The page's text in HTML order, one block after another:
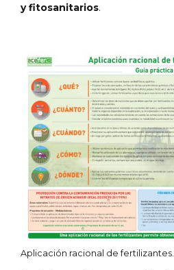
y fitosanitarios.
Aplicación racional de fertilizantes.